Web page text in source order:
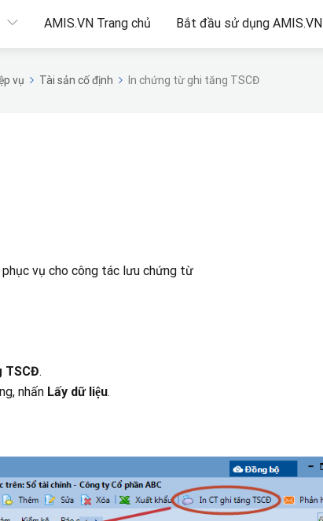
AMIS.VN Trang chủ Bắt đầu sử dụng AMIS.VN
vụ Tài sản cố định In chứng từ ghi tăng TSCĐ
vụ cho công tác lưu chứng từ
TSCĐ.
nhấn Lấy dữ liệu.